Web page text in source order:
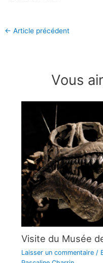
← Article précédent
Vous
Visite du Musée
Laisser un commentaire /